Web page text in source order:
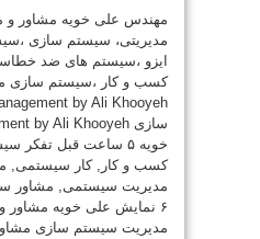
مهندس علی خویه مشاور
مدیریتی، سیستم سازی
ایزو ،سیستم های ضد
کسب و کار ،سیستم سازی
خویه ۵ ساعت قبل
کسب و کار, کار
مدیریت سیستمی, مشاور
۶ نمایش علی خویه
مدیریت سیستم سازی